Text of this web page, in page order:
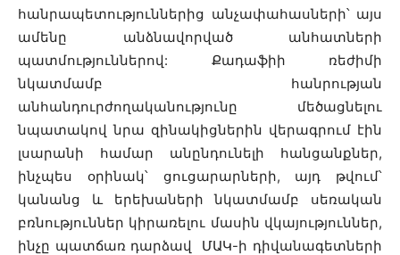
հանրապետություններից անչափահասների՝ այս
ամենը անձնավորված անհատների
պատմություններով: Քադաֆիի ռեժիմի
նկատմամբ հանրության
անհանդուրժողականությունը մեծացնելու
նպատակով նրա զինակիցներին վերագրում էին
լսարանի համար անընդունելի հանցանքներ,
ինչպես օրինակ՝ ցուցարարների, այդ թվում՝
կանանց և երեխաների նկատմամբ սեռական
բռնություններ կիրառելու մասին վկայություններ,
ինչը պատճառ դարձավ ՄԱԿ-ի դիվանագետների